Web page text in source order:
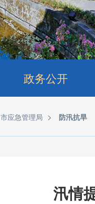
政务公开
市应急管理局 > 防汛抗旱
汛情